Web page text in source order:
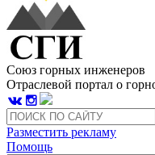
Союз горных инженеров
Отраслевой портал о
Разместить рекламу
Помощь